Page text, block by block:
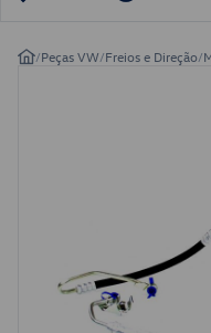
/Peças VW/Freios e Direção/